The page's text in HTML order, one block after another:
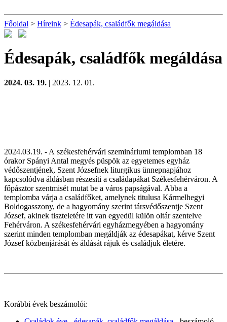
Főoldal > Híreink > Édesapák, családfők megáldása
Édesapák, családfők megáldása
2024. 03. 19. | 2023. 12. 01.
2024.03.19. - A székesfehérvári szemináriumi templomban 18
órakor Spányi Antal megyés püspök az egyetemes egyház
védőszentjének, Szent Józsefnek liturgikus ünnepnapjához
kapcsolódva áldásban részesíti a családapákat Székesfehérváron. A
főpásztorszentmisét mutat be a város papságával. Abba a
templomba várja a családfőket, amelynek titulusa Kármelhegyi
Boldogasszony, de a hagyomány szerint társvédőszentje Szent
József, akinek tiszteletére itt van egyedül külön oltár szentelve
Fehérváron. A székesfehérvári egyházmegyében a hagyomány
szerint minden templomban megáldják az édesapákat, kérve Szent
József közbenjárását és áldását rájuk és családjuk életére.
Korábbi évek beszámolói: